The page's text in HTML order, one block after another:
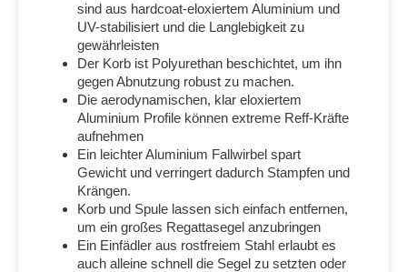
sind aus hardcoat-eloxiertem Aluminium und
UV-stabilisiert und die Langlebigkeit zu
gewährleisten
Der Korb ist Polyurethan beschichtet, um ihn
gegen Abnutzung robust zu machen.
Die aerodynamischen, klar eloxiertem
Aluminium Profile können extreme Reff-Kräfte
aufnehmen
Ein leichter Aluminium Fallwirbel spart
Gewicht und verringert dadurch Stampfen und
Krängen.
Korb und Spule lassen sich einfach entfernen,
um ein großes Regattasegel anzubringen
Ein Einfädler aus rostfreiem Stahl erlaubt es
auch alleine schnell die Segel zu setzten oder